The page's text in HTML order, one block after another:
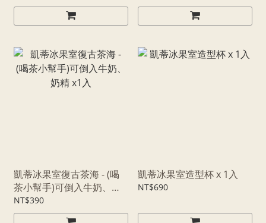
凱蒂冰果室復古茶海 - (喝
茶小幫手)可倒入牛奶、奶
精 x1入
NT$390
凱蒂冰果室造型杯 x 1入
NT$690